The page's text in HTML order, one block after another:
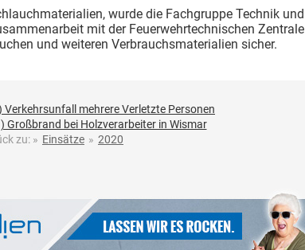
wurde die Fachgruppe Technik und
mit der Feuerwehrtechnischen Zentrale
und weiteren Verbrauchsmaterialien sicher.
Verkehrsunfall mehrere Verletzte Personen
Großbrand bei Holzverarbeiter in Wismar
zu: » Einsätze » 2020